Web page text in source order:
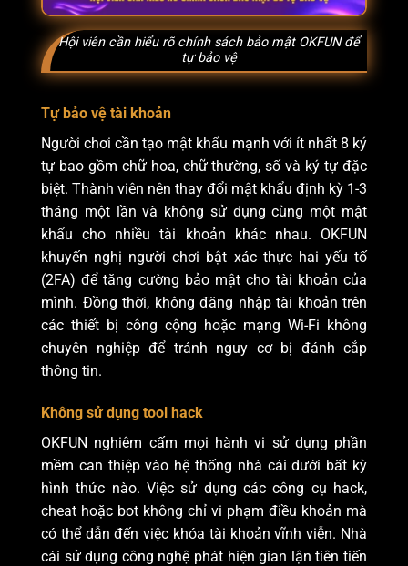
Hội viên cần hiểu rõ chính sách bảo mật OKFUN để
tự bảo vệ
Tự bảo vệ tài khoản
Người chơi cần tạo mật khẩu mạnh với ít nhất 8 ký
tự bao gồm chữ hoa, chữ thường, số và ký tự đặc
biệt. Thành viên nên thay đổi mật khẩu định kỳ 1-3
tháng một lần và không sử dụng cùng một mật
khẩu cho nhiều tài khoản khác nhau. OKFUN
khuyến nghị người chơi bật xác thực hai yếu tố
(2FA) để tăng cường bảo mật cho tài khoản của
mình. Đồng thời, không đăng nhập tài khoản trên
các thiết bị công cộng hoặc mạng Wi-Fi không
chuyên nghiệp để tránh nguy cơ bị đánh cắp
thông tin.
Không sử dụng tool hack
OKFUN nghiêm cấm mọi hành vi sử dụng phần
mềm can thiệp vào hệ thống nhà cái dưới bất kỳ
hình thức nào. Việc sử dụng các công cụ hack,
cheat hoặc bot không chỉ vi phạm điều khoản mà
có thể dẫn đến việc khóa tài khoản vĩnh viễn. Nhà
cái sử dụng công nghệ phát hiện gian lận tiên tiến